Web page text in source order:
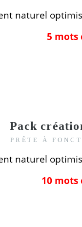
naturel
5 mots
Pack
PRÊTE À
naturel
10 mots